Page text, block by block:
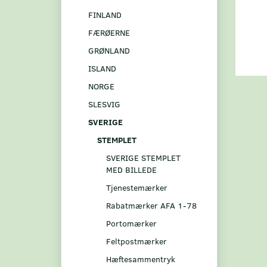
FINLAND
FÆRØERNE
GRØNLAND
ISLAND
NORGE
SLESVIG
SVERIGE
STEMPLET
SVERIGE STEMPLET
MED BILLEDE
Tjenestemærker
Rabatmærker AFA 1-78
Portomærker
Feltpostmærker
Hæftesammentryk